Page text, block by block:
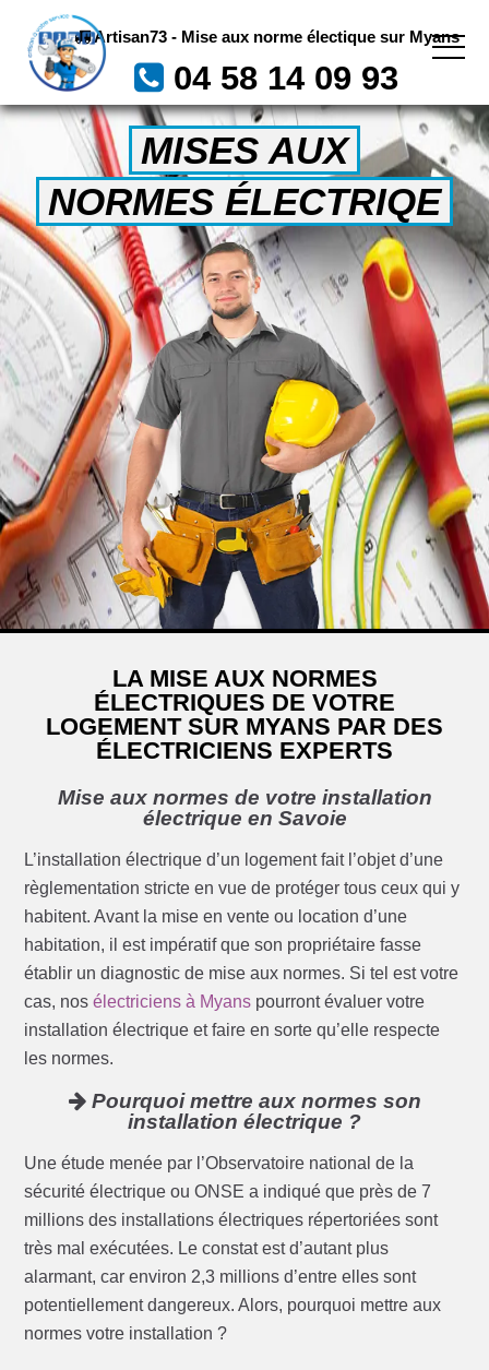
Artisan73 - Mise aux norme électique sur Myans
04 58 14 09 93
MISES AUX
NORMES ÉLECTRIQE
LA MISE AUX NORMES
ÉLECTRIQUES DE VOTRE
LOGEMENT SUR MYANS PAR DES
ÉLECTRICIENS EXPERTS
Mise aux normes de votre installation
électrique en Savoie
L’installation électrique d’un logement fait l’objet d’une
règlementation stricte en vue de protéger tous ceux qui y
habitent. Avant la mise en vente ou location d’une
habitation, il est impératif que son propriétaire fasse
établir un diagnostic de mise aux normes. Si tel est votre
cas, nosélectriciens à Myans pourront évaluer votre
installation électrique et faire en sorte qu’elle respecte
les normes.
Pourquoi mettre aux normes son
installation électrique ?
Une étude menée par l’Observatoire national de la
sécurité électrique ou ONSE a indiqué que près de 7
millions des installations électriques répertoriées sont
très mal exécutées. Le constat est d’autant plus
alarmant, car environ 2,3 millions d’entre elles sont
potentiellement dangereux. Alors, pourquoi mettre aux
normes votre installation ?